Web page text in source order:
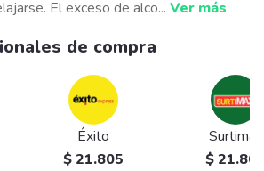
El exceso de alco... Ver más
de compra
Éxito
$ 21.805
Surtimax
$